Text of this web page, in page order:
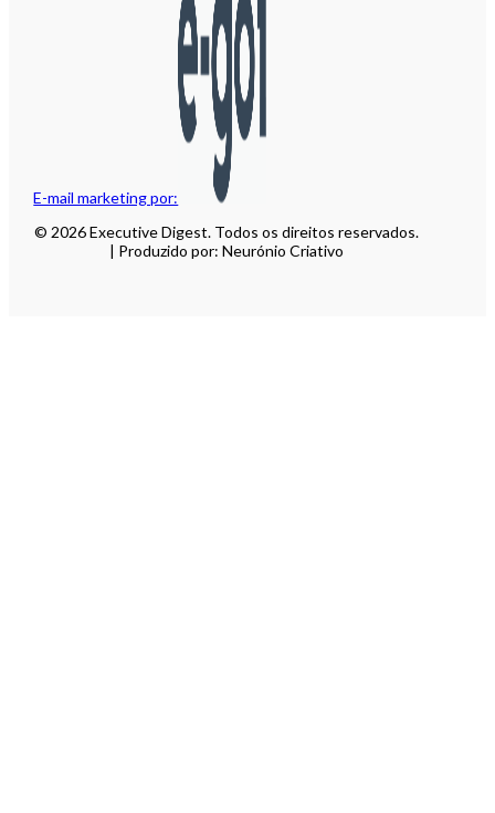
E-mail marketing por:
© 2026 Executive Digest. Todos os direitos reservados.
| Produzido por: Neurónio Criativo